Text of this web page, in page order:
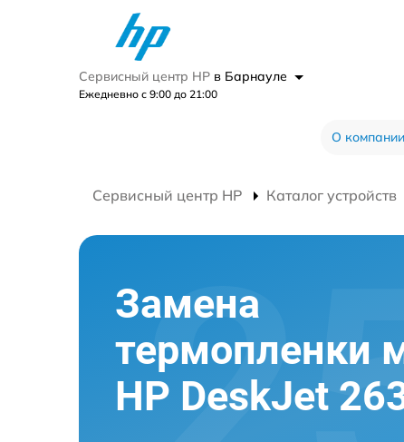
Сервисный центр HP в Барнауле
Ежедневно с 9:00 до 21:00
О компании
Сервисный центр HP Каталог устройств
Замена
термопленки
HP DeskJet